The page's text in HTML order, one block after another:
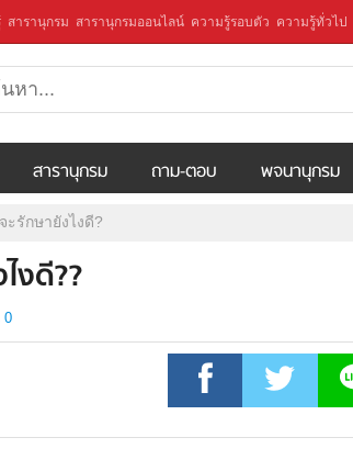
สารานุกรม สารานุกรมออนไลน์ ความรู้รอบตัว ความรู้ทั่วไป
สารานุกรม ถาม-ตอบ พจนานุกรม
ะรักษายังไงดี?
งดี??
0